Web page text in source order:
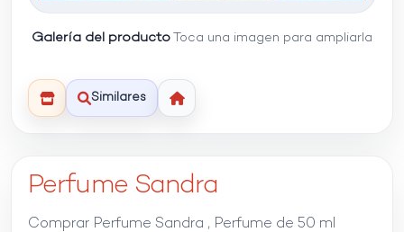
Galería del producto Toca una imagen para ampliarla
Similares
Perfume Sandra
Comprar Perfume Sandra , Perfume de 50 ml